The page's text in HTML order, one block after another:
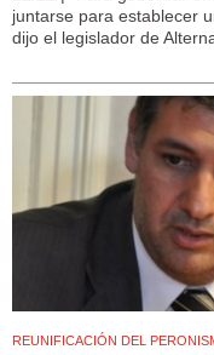
juntarse para establecer
dijo el legislador de
REUNIFICACIÓN DEL